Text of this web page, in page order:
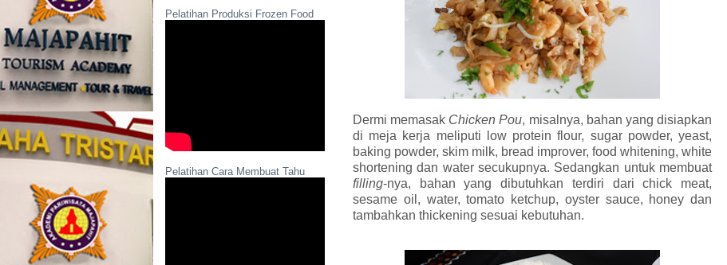
Pelatihan Produksi Frozen Food
Pelatihan Cara Membuat Tahu
Dermi memasak Chicken Pou, misalnya, bahan yang disiapkan
di meja kerja meliputi low protein flour, sugar powder, yeast,
baking powder, skim milk, bread improver, food whitening, white
shortening dan water secukupnya. Sedangkan untuk membuat
filling-nya, bahan yang dibutuhkan terdiri dari chick meat,
sesame oil, water, tomato ketchup, oyster sauce, honey dan
tambahkan thickening sesuai kebutuhan.